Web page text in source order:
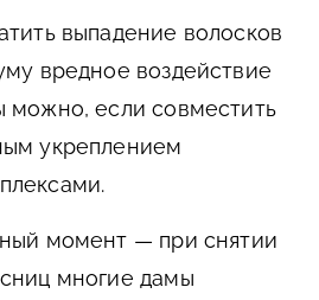
выпадение волосков
вредное воздействие
можно, если совместить
укреплением
момент — при снятии
многие дамы